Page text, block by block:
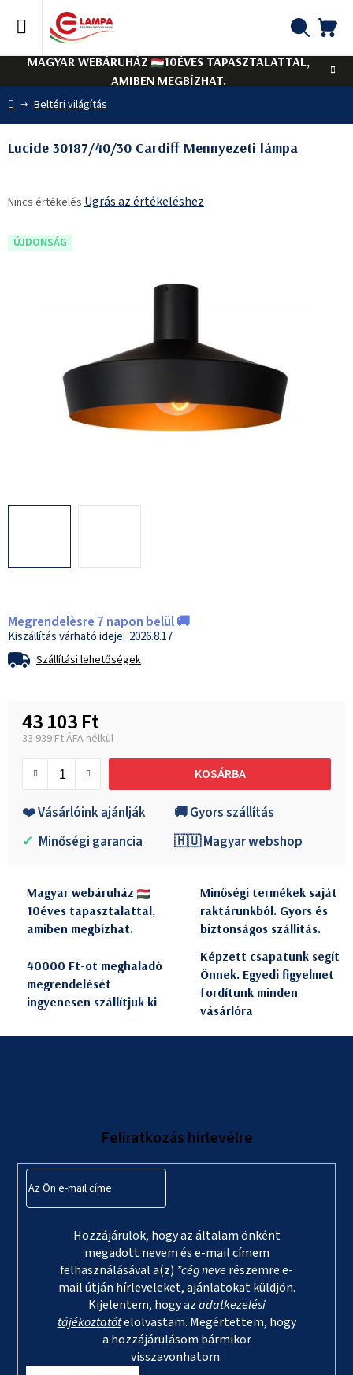
tartalomhoz
MAGYAR WEBÁRUHÁZ
10ÉVES TAPASZTALATTAL,
AMIBEN MEGBÍZHAT.
Kezdőlap
Beltéri világítás
Megrendelèsre 7 napon belül 🚚
2026.8.17
Szállítási lehetőségek
43 103 Ft
33 939 Ft ÁFA nélkül
KOSÁRBA
❤️ Vásárlóink ajánlják
🚚 Gyors szállítás
✓ Minőségi garancia 🇭🇺 Magyar webshop
Lucide 30187/40/30 Cardiff Mennyezeti lámpa
termék
értékelése
Nincs értékelés Ugrás az értékeléshez
ÚJDONSÁG
Magyar webáruház
10éves tapasztalattal,
amiben megbízhat.
Minőségi termékek saját
raktárunkból. Gyors és
biztonságos szállitás.
40000 Ft-ot meghaladó
megrendelését
ingyenesen szállítjuk ki
Képzett csapatunk segít
Önnek. Egyedi figyelmet
fordítunk minden
vásárlóra
Feliratkozás hírlevélre
Hozzájárulok, hogy az általam önként
megadott nevem és e-mail címem
felhasználásával a(z) *cég neverészemre e-
mail útján hírleveleket, ajánlatokat küldjön.
Kijelentem, hogy azadatkezelési
tájékoztatótelolvastam. Megértettem, hogy
a hozzájárulásom bármikor
visszavonhatom.